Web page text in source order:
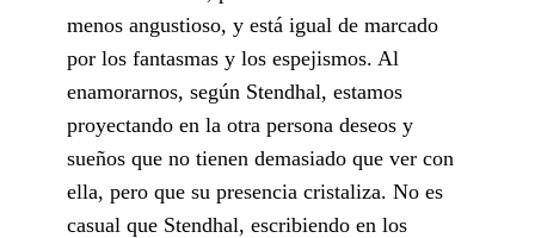
menos angustioso, y está igual de marcado
por los fantasmas y los espejismos. Al
enamorarnos, según Stendhal, estamos
proyectando en la otra persona deseos y
sueños que no tienen demasiado que ver con
ella, pero que su presencia cristaliza. No es
casual que Stendhal, escribiendo en los